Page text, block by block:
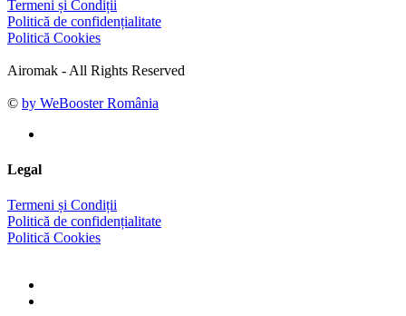
Termeni și Condiții
Politică de confidențialitate
Politică Cookies
Airomak - All Rights Reserved
© by WeBooster România
Legal
Termeni și Condiții
Politică de confidențialitate
Politică Cookies